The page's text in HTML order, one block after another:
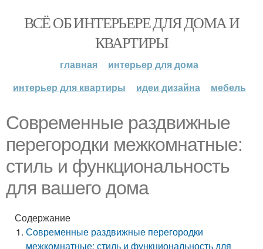
ВСЁ ОБ ИНТЕРЬЕРЕ ДЛЯ ДОМА И
КВАРТИРЫ
главная
интерьер для дома
интерьер для квартиры
идеи дизайна мебель
Современные раздвижные
перегородки межкомнатные:
стиль и функциональность
для вашего дома
Содержание
Современные раздвижные перегородки
межкомнатные: стиль и функциональность для